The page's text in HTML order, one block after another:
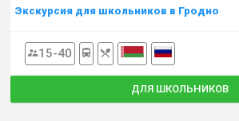
Экскурсия для школьников в Гродно
15-40
ДЛЯ ШКОЛЬНИКОВ